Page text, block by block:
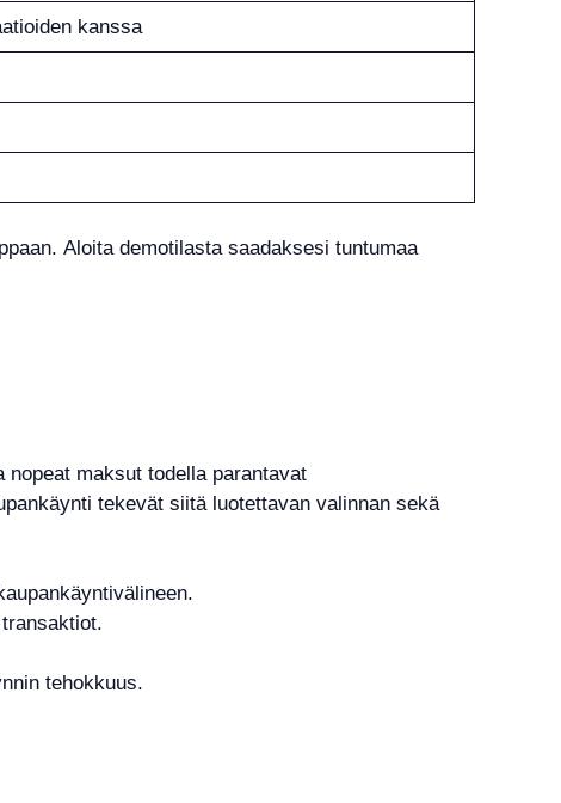
kanssa
Aloita demotilasta saadaksesi tuntumaa
maksut todella parantavat
tekevät siitä luotettavan valinnan sekä
tehokkuus.